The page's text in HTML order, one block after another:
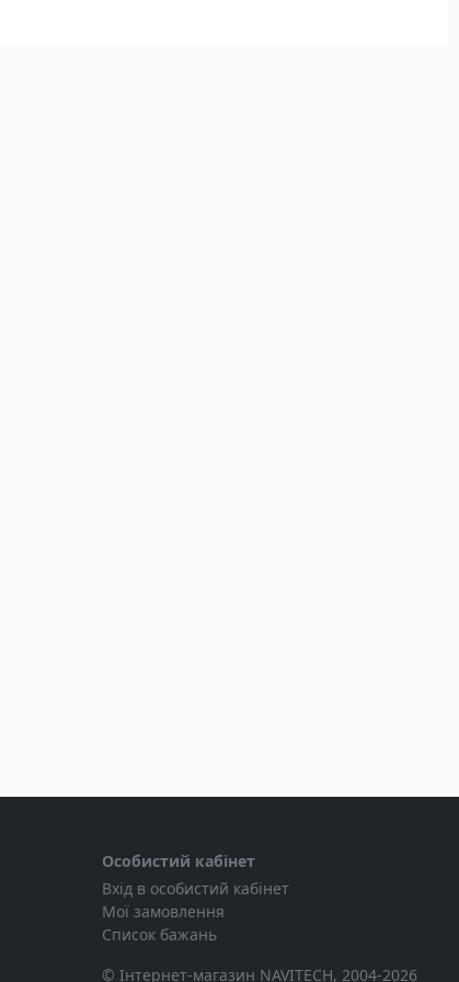
Особистий кабінет
Вхід в особистий кабінет
Мої замовлення
Список бажань
© Інтернет-магазин NAVITECH, 2004-2026